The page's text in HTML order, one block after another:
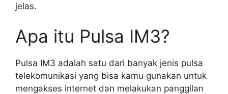
jelas.
Apa itu Pulsa IM3?
Pulsa IM3 adalah satu dari banyak jenis pulsa
telekomunikasi yang bisa kamu gunakan untuk
mengakses internet dan melakukan panggilan